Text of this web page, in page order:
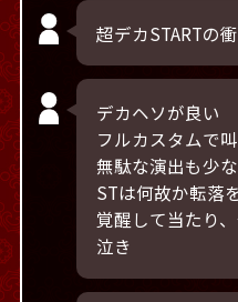
超デカSTARTの
デカヘソが良い
フルカスタムで
無駄な演出も少
STは何故か転落
覚醒して当たり
泣き